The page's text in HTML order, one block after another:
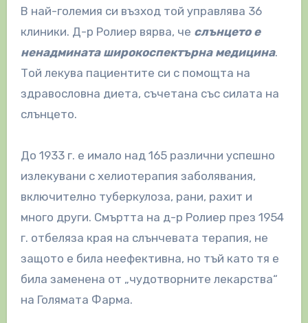
В най-големия си възход той управлява 36
клиники. Д-р Ролиер вярва, че слънцето е
ненадмината широкоспектърна медицина.
Той лекува пациентите си с помощта на
здравословна диета, съчетана със силата на
слънцето.
До 1933 г. е имало над 165 различни успешно
излекувани с хелиотерапия заболявания,
включително туберкулоза, рани, рахит и
много други. Смъртта на д-р Ролиер през 1954
г. отбеляза края на слънчевата терапия, не
защото е била неефективна, но тъй като тя е
била заменена от „чудотворните лекарства“
на Голямата Фарма.